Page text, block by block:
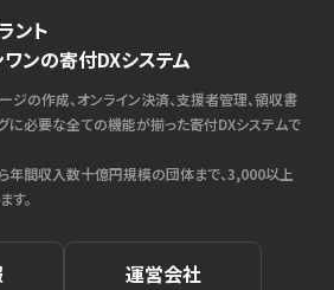
ント
ンの寄付DXシステム
ジの作成、オンライン決済、支援者管理、領収書
に必要な全ての機能が揃った寄付DXシステムで
年間収入数十億円規模の団体まで、3,000以上
。
運営会社